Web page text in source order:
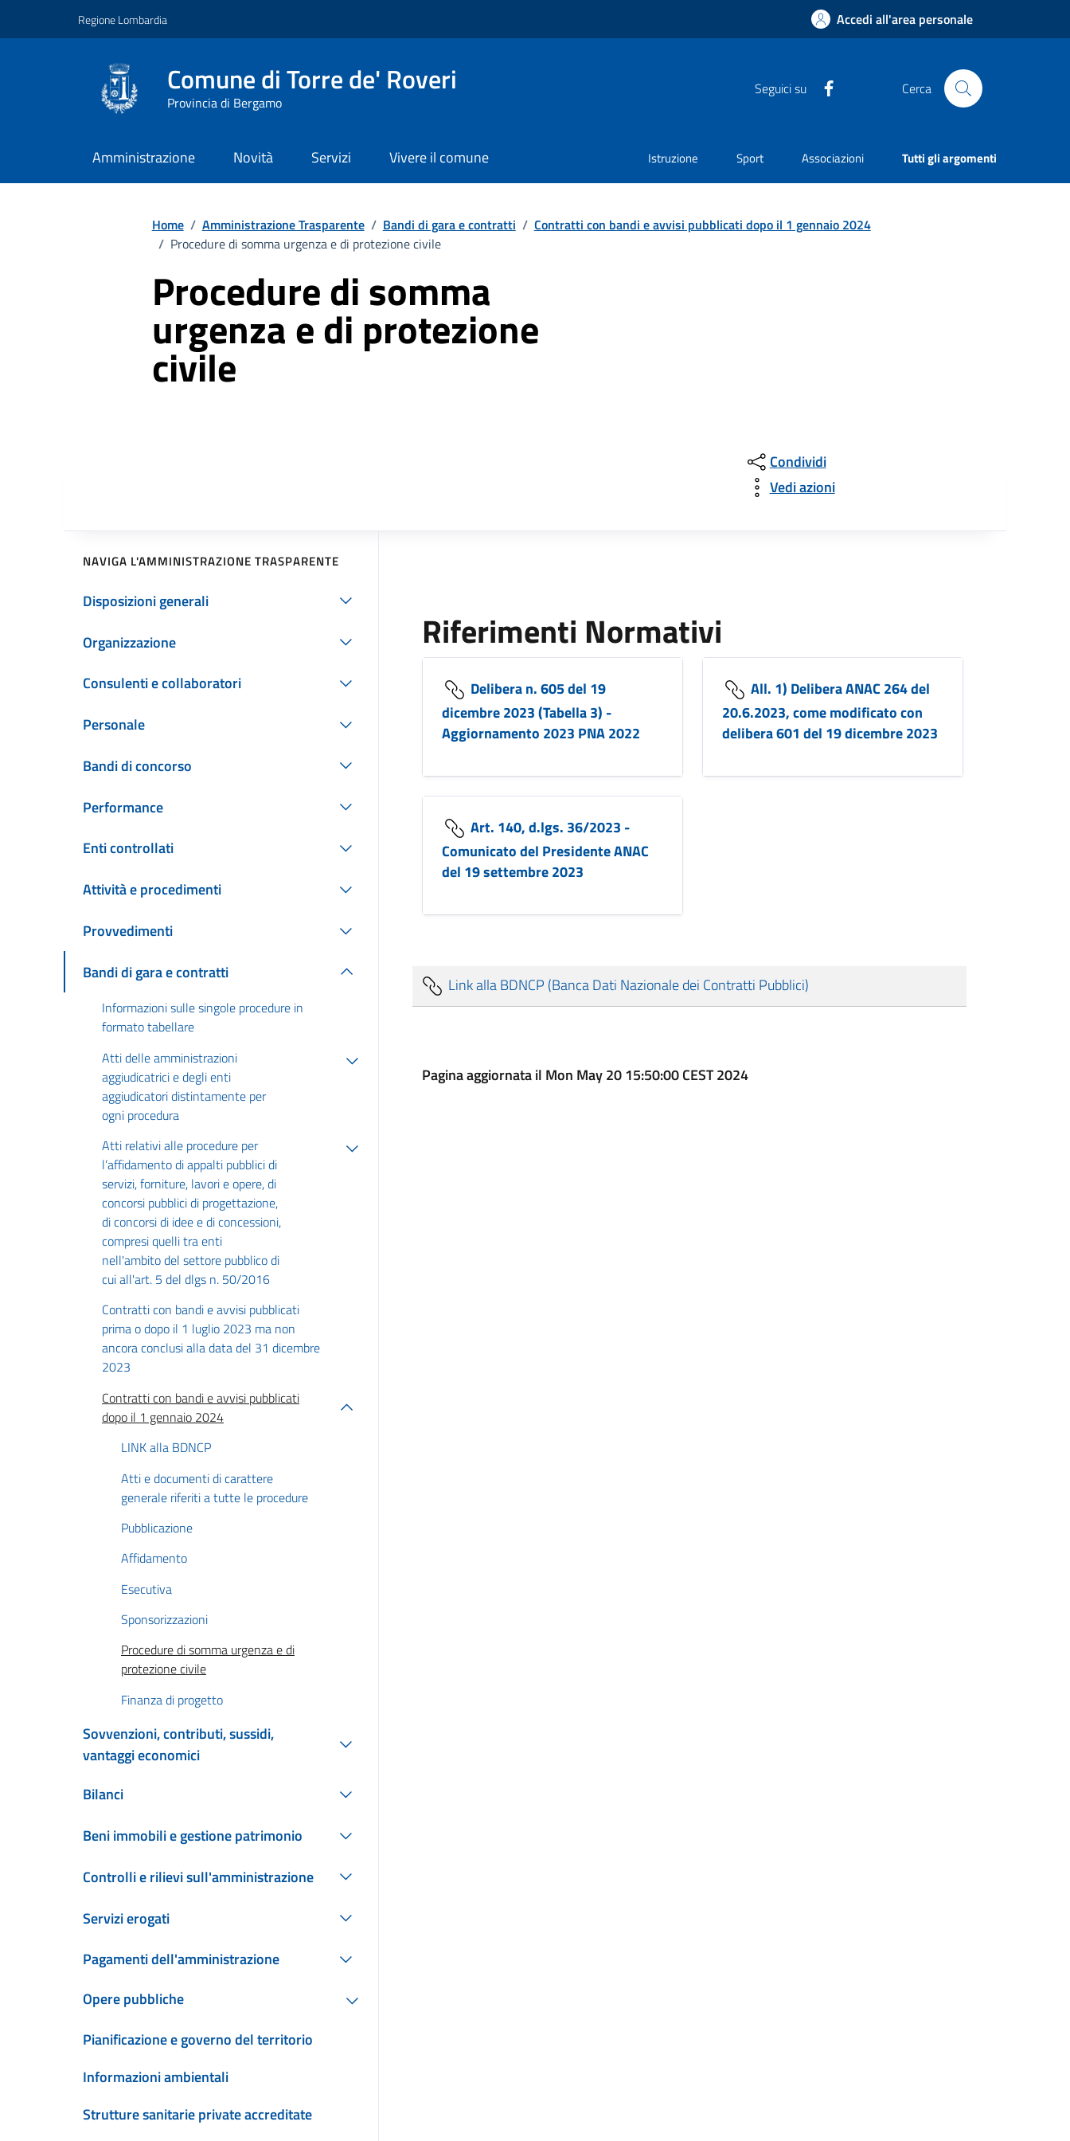
Regione Lombardia Accedi all'area personale
Comune di Torre de' Roveri
Provincia di Bergamo
Seguici su Cerca
Amministrazione Novità Servizi Vivere il comune Istruzione Sport Associazioni Tutti gli argomenti
Home / Amministrazione Trasparente / Bandi di gara e contratti / Contratti con bandi e avvisi pubblicati dopo il 1 gennaio 2024
/ Procedure di somma urgenza e di protezione civile
Procedure di somma
urgenza e di protezione
civile
Condividi
Vedi azioni
NAVIGA L'AMMINISTRAZIONE TRASPARENTE
Disposizioni generali
Organizzazione
Consulenti e collaboratori
Personale
Bandi di concorso
Performance
Enti controllati
Attività e procedimenti
Provvedimenti
Bandi di gara e contratti
Informazioni sulle singole procedure in
formato tabellare
Atti delle amministrazioni
aggiudicatrici e degli enti
aggiudicatori distintamente per
ogni procedura
Atti relativi alle procedure per
l’affidamento di appalti pubblici di
servizi, forniture, lavori e opere, di
concorsi pubblici di progettazione,
di concorsi di idee e di concessioni,
compresi quelli tra enti
nell'ambito del settore pubblico di
cui all'art. 5 del dlgs n. 50/2016
Contratti con bandi e avvisi pubblicati
prima o dopo il 1 luglio 2023 ma non
ancora conclusi alla data del 31 dicembre
2023
Contratti con bandi e avvisi pubblicati
dopo il 1 gennaio 2024
LINK alla BDNCP
Atti e documenti di carattere
generale riferiti a tutte le procedure
Pubblicazione
Affidamento
Esecutiva
Sponsorizzazioni
Procedure di somma urgenza e di
protezione civile
Finanza di progetto
Sovvenzioni, contributi, sussidi,
vantaggi economici
Bilanci
Beni immobili e gestione patrimonio
Controlli e rilievi sull'amministrazione
Servizi erogati
Pagamenti dell'amministrazione
Opere pubbliche
Pianificazione e governo del territorio
Informazioni ambientali
Strutture sanitarie private accreditate
Riferimenti Normativi
Delibera n. 605 del 19
dicembre 2023 (Tabella 3) -
Aggiornamento 2023 PNA 2022
All. 1) Delibera ANAC 264 del
20.6.2023, come modificato con
delibera 601 del 19 dicembre 2023
Art. 140, d.lgs. 36/2023 -
Comunicato del Presidente ANAC
del 19 settembre 2023
Link alla BDNCP (Banca Dati Nazionale dei Contratti Pubblici)
Pagina aggiornata il Mon May 20 15:50:00 CEST 2024